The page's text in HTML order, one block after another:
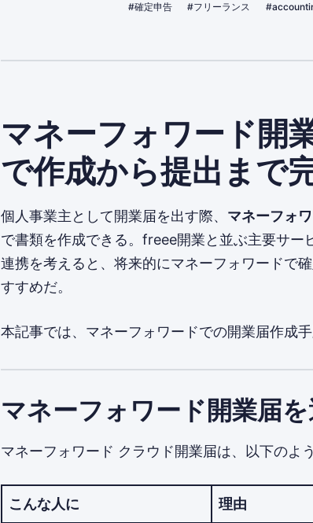
#確定申告 #フリーランス
マネーフォワード開
で作成から提出まで
個人事業主として開業届を出す際、 マネーフォ
で書類を作成できる。freee開業と並ぶ主要サー
連携を考えると、将来的にマネーフォワードで
すすめだ。
本記事では、マネーフォワードでの開業届作成手
マネーフォワード開業届
マネーフォワード クラウド開業届は、以下のよ
こんな人に 理由